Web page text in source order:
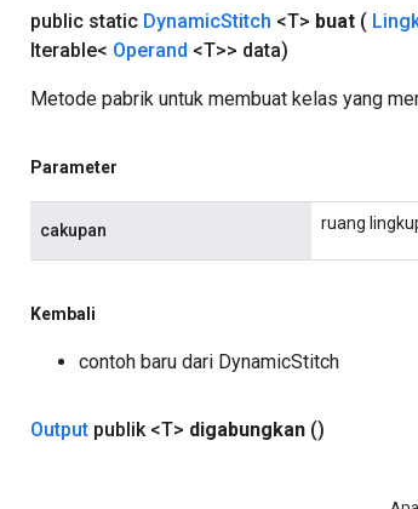
public static DynamicStitch <T> buat (
Iterable< Operand <T>> data)
Metode pabrik untuk membuat kelas yang
Parameter
cakupan ruang
Kembali
contoh baru dari DynamicStitch
Output publik <T> digabungkan ()